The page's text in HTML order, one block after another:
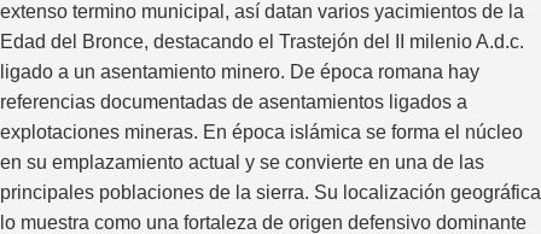
extenso termino municipal, así datan varios yacimientos de la
Edad del Bronce, destacando el Trastejón del II milenio A.d.c.
ligado a un asentamiento minero. De época romana hay
referencias documentadas de asentamientos ligados a
explotaciones mineras. En época islámica se forma el núcleo
en su emplazamiento actual y se convierte en una de las
principales poblaciones de la sierra. Su localización geográfica
lo muestra como una fortaleza de origen defensivo dominante